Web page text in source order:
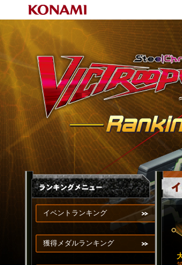
イベントランキング
獲得メダルランキング